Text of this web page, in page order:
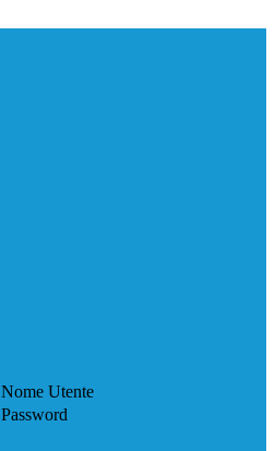
Nome Utente
Password